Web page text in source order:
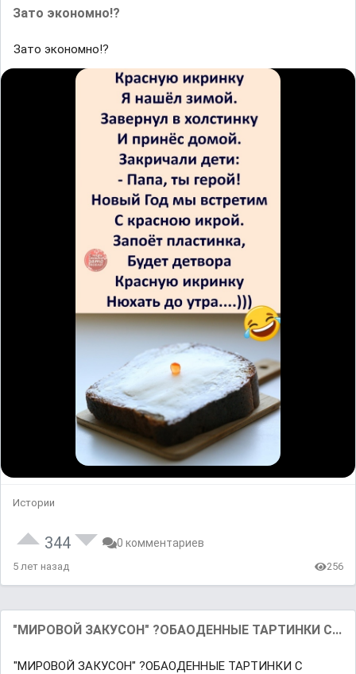
Зато экономно!?
Зато экономно!?
Истории
344 0 комментариев
5 лет назад 256
"МИРОВОЙ ЗАКУСОН" ?ОБАОДЕННЫЕ ТАРТИНКИ С...
"МИРОВОЙ ЗАКУСОН" ?ОБАОДЕННЫЕ ТАРТИНКИ С